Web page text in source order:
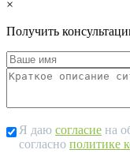
×
Получить
Я даю согласие на
согласно политике